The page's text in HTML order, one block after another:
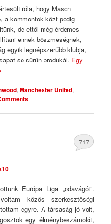
róla, hogy Mason
a kommentek közt pedig
de ettől még érdemes
ennek böszmeségnek,
egyik legnépszerűbb klubja,
se sűrűn produkál. Egy
,Manchester United,
717
Európa Liga „odavágót”.
közös szerkesztőségi
egyre. A társaság jó volt,
egy élménybeszámolót,